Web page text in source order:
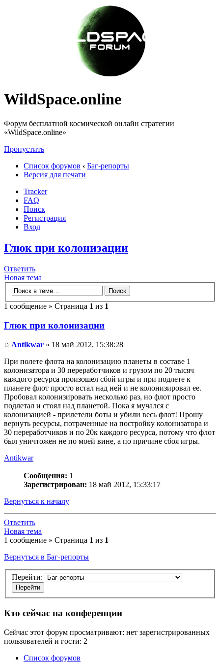
WildSpace.online
Форум бесплатной космической онлайн стратегии
«WildSpace.online»
Пропустить
Список форумов ‹ Баг-репорты
Версия для печати
Tracker
FAQ
Поиск
Регистрация
Вход
Глюк при колонизации
Ответить
Новая тема
1 сообщение » Страница 1 из 1
Глюк при колонизации
Antikwar » 18 май 2012, 15:38:28
При полете флота на колонизацию планеты в составе 1
колонизатора и 30 переработчиков и грузом по 20 тысяч
каждого ресурса произошел сбой игры и при подлете к
планете флот просто встал над ней и не колонизировал ее.
Пробовал колонизировать несколько раз, но флот просто
подлетал и стоял над планетой. Пока я мучался с
колонизацией - прилетели боты и убили весь флот! Прошу
вернуть ресурсы, потраченные на постройку колонизатора и
30 переработчиков и по 20к каждого ресурса, потому что флот
был уничтожен не по моей вине, а по причине сбоя игры.
Antikwar
Сообщения: 1
Зарегистрирован: 18 май 2012, 15:33:17
Вернуться к началу
Ответить
Новая тема
1 сообщение » Страница 1 из 1
Вернуться в Баг-репорты
Перейти:
Кто сейчас на конференции
Сейчас этот форум просматривают: нет зарегистрированных
пользователей и гости: 2
Список форумов